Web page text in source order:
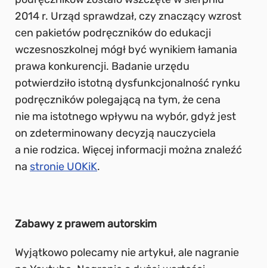
2014 r. Urząd sprawdzał, czy znaczący wzrost
cen pakietów podręczników do edukacji
wczesnoszkolnej mógł być wynikiem łamania
prawa konkurencji. Badanie urzędu
potwierdziło istotną dysfunkcjonalność rynku
podręczników polegającą na tym, że cena
nie ma istotnego wpływu na wybór, gdyż jest
on zdeterminowany decyzją nauczyciela
a nie rodzica. Więcej informacji można znaleźć
na stronie UOKiK.
Zabawy z prawem autorskim
Wyjątkowo polecamy nie artykuł, ale nagranie